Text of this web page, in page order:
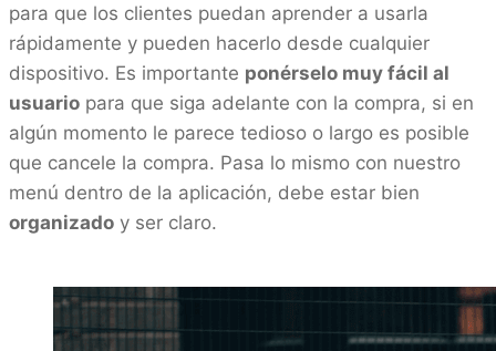
para que los clientes puedan aprender a usarla
rápidamente y pueden hacerlo desde cualquier
dispositivo. Es importante ponérselo muy fácil al
usuario para que siga adelante con la compra, si en
algún momento le parece tedioso o largo es posible
que cancele la compra. Pasa lo mismo con nuestro
menú dentro de la aplicación, debe estar bien
organizado y ser claro.